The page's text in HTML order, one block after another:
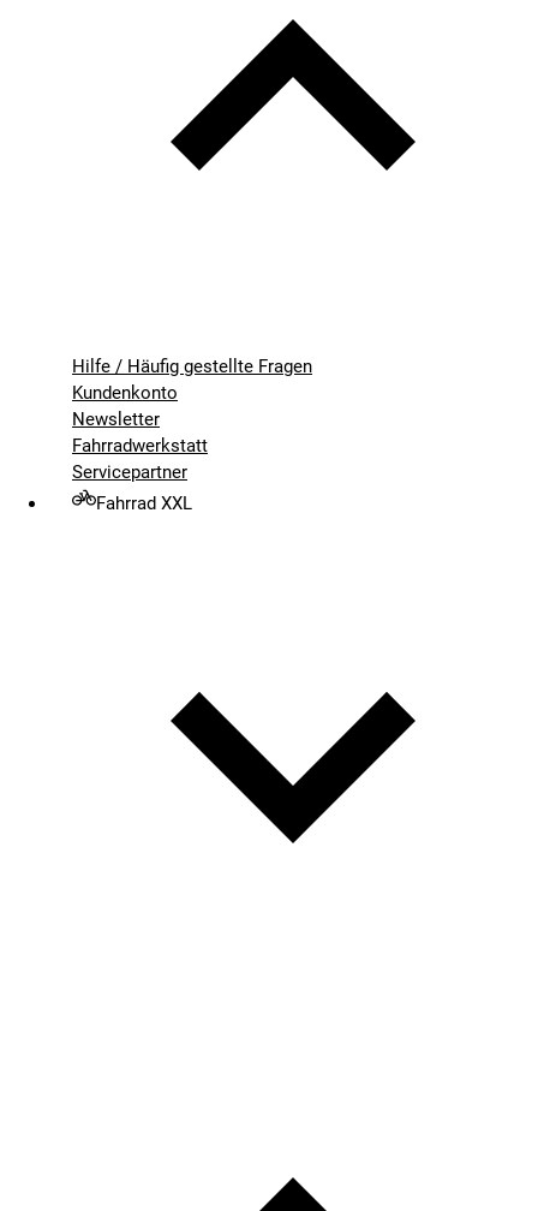
Hilfe / Häufig gestellte Fragen
Kundenkonto
Newsletter
Fahrradwerkstatt
Servicepartner
Fahrrad XXL